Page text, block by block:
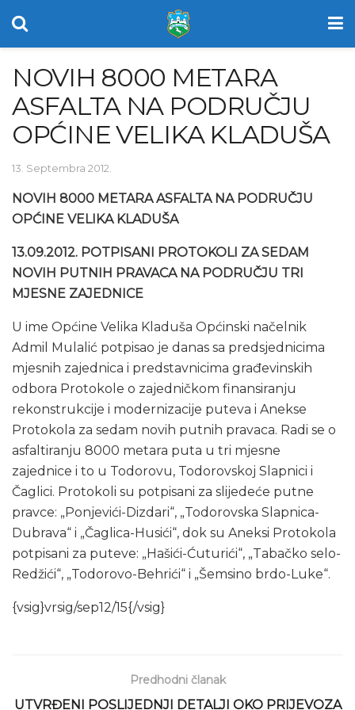
NOVIH 8000 METARA
ASFALTA NA PODRUČJU
OPĆINE VELIKA KLADUŠA
13. Septembra 2012.
NOVIH 8000 METARA ASFALTA NA PODRUČJU
OPĆINE VELIKA KLADUŠA
13.09.2012. POTPISANI PROTOKOLI ZA SEDAM
NOVIH PUTNIH PRAVACA NA PODRUČJU TRI
MJESNE ZAJEDNICE
U ime Općine Velika Kladuša Općinski načelnik
Admil Mulalić potpisao je danas sa predsjednicima
mjesnih zajednica i predstavnicima građevinskih
odbora Protokole o zajedničkom finansiranju
rekonstrukcije i modernizacije puteva i Anekse
Protokola za sedam novih putnih pravaca. Radi se o
asfaltiranju 8000 metara puta u tri mjesne
zajednice i to u Todorovu, Todorovskoj Slapnici i
Čaglici. Protokoli su potpisani za slijedeće putne
pravce: „Ponjevići-Dizdari“, „Todorovska Slapnica-
Dubrava“ i „Čaglica-Husići“, dok su Aneksi Protokola
potpisani za puteve: „Hašići-Ćuturići“, „Tabačko selo-
Redžići“, „Todorovo-Behrići“ i „Šemsino brdo-Luke“.
{vsig}vrsig/sep12/15{/vsig}
Predhodni članak
UTVRĐENI POSLIJEDNJI DETALJI OKO PRIJEVOZA